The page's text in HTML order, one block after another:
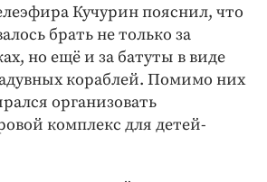
Кучурин пояснил, что
брать не только за
но ещё и за батуты в виде
кораблей. Помимо них
организовать
комплекс для детей-